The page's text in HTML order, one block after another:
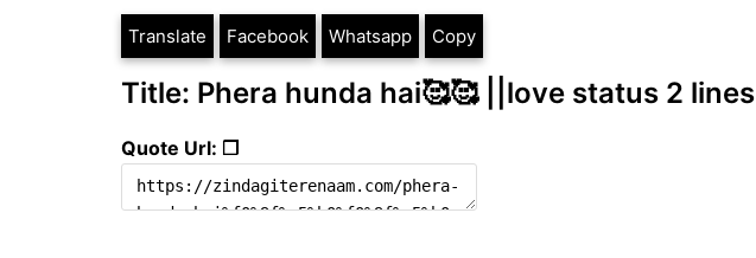
Translate Facebook Whatsapp Copy
Title: Phera hunda hai🥰🥰 ||love status 2 lines
Quote Url: ❐